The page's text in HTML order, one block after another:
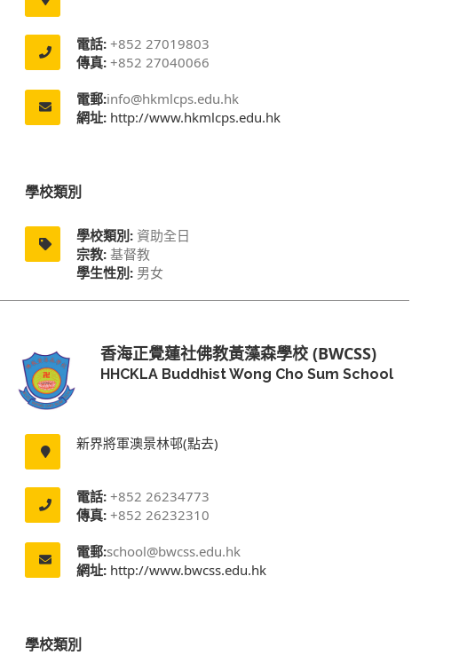
電話:+852 27019803
傳真:+852 27040066
電郵:info@hkmlcps.edu.hk
網址:http://www.hkmlcps.edu.hk
學校類別
學校類別:資助全日
宗教:基督教
學生性別:男女
香海正覺蓮社佛教黃藻森學校 (BWCSS)
HHCKLA Buddhist Wong Cho Sum School
新界將軍澳景林邨(點去)
電話:+852 26234773
傳真:+852 26232310
電郵:school@bwcss.edu.hk
網址:http://www.bwcss.edu.hk
學校類別